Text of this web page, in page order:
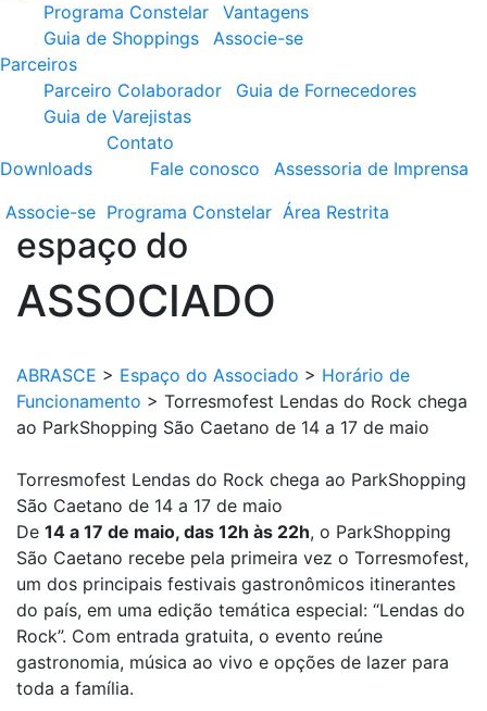
Programa Constelar
Vantagens
Guia de Shoppings
Associe-se
Parceiros
Parceiro Colaborador
Guia de Fornecedores
Guia de Varejistas
Downloads
Contato
Fale conosco
Assessoria de Imprensa
Associe-se Programa Constelar Área Restrita
espaço do
ASSOCIADO
ABRASCE > Espaço do Associado > Horário de
Funcionamento > Torresmofest Lendas do Rock chega
ao ParkShopping São Caetano de 14 a 17 de maio
Torresmofest Lendas do Rock chega ao ParkShopping
São Caetano de 14 a 17 de maio
De 14 a 17 de maio, das 12h às 22h, o ParkShopping
São Caetano recebe pela primeira vez o Torresmofest,
um dos principais festivais gastronômicos itinerantes
do país, em uma edição temática especial: “Lendas do
Rock”. Com entrada gratuita, o evento reúne
gastronomia, música ao vivo e opções de lazer para
toda a família.